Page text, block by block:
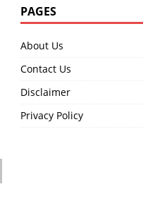
PAGES
About Us
Contact Us
Disclaimer
Privacy Policy